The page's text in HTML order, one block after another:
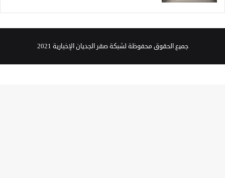
جميع الحقوق محفوظة لشبكة صقر الجديان الإخبارية 2021